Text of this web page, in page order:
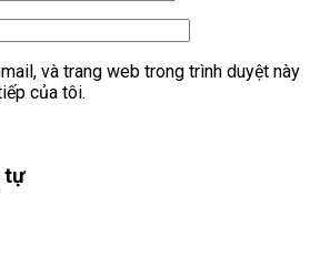
và trang web trong trình duyệt này
của tôi.
tự